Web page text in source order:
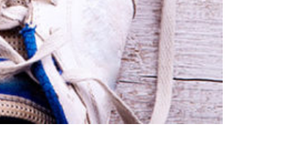
Sfaturi